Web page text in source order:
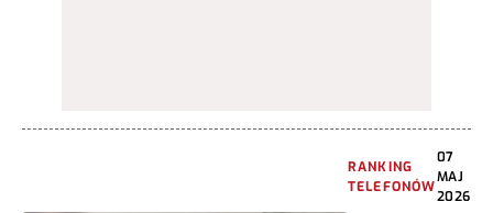
RANKING
TELEFONÓW
07
MAJ
2026